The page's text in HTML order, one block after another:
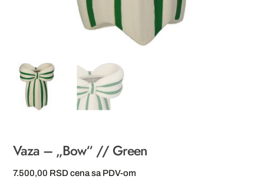
Vaza – „Bow“ // Green
7.500,00 RSD cena sa PDV-om